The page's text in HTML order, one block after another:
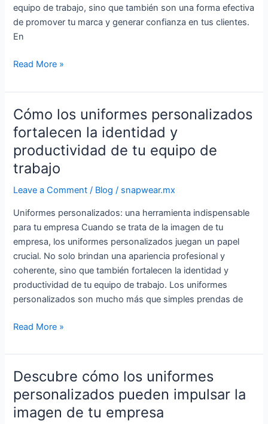
equipo de trabajo, sino que también son una forma efectiva
de promover tu marca y generar confianza en tus clientes.
En
Read More »
Cómo los uniformes personalizados
fortalecen la identidad y
productividad de tu equipo de
trabajo
Leave a Comment / Blog / snapwear.mx
Uniformes personalizados: una herramienta indispensable
para tu empresa Cuando se trata de la imagen de tu
empresa, los uniformes personalizados juegan un papel
crucial. No solo brindan una apariencia profesional y
coherente, sino que también fortalecen la identidad y
productividad de tu equipo de trabajo. Los uniformes
personalizados son mucho más que simples prendas de
Cómo
los
uniformes
personalizados
fortalecen
y
productividad
de
tu
equipo
de
trabajo
Read More »
Descubre cómo los uniformes
personalizados pueden impulsar la
imagen de tu empresa
Descubre
cómo
los
uniformes